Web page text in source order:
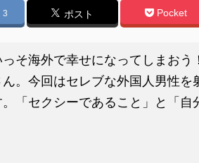
3 ポスト Pocket
そ海外で幸せになってしまおう
。今回はセレブな外国人男性を
「セクシーであること」と「自